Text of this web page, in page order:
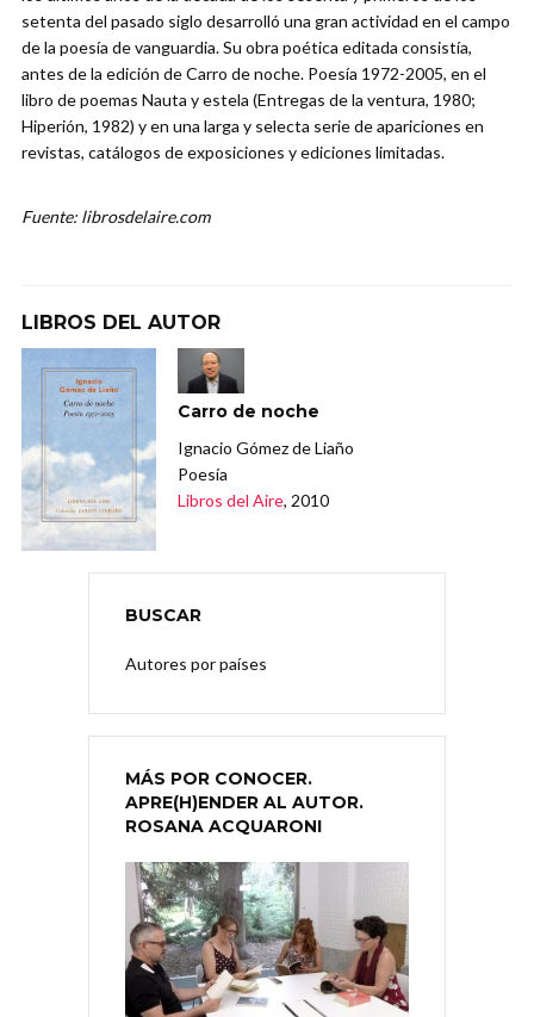
setenta del pasado siglo desarrolló una gran actividad en el campo
de la poesía de vanguardia. Su obra poética editada consistía,
antes de la edición de Carro de noche. Poesía 1972-2005, en el
libro de poemas Nauta y estela (Entregas de la ventura, 1980;
Hiperión, 1982) y en una larga y selecta serie de apariciones en
revistas, catálogos de exposiciones y ediciones limitadas.
Fuente: librosdelaire.com
LIBROS DEL AUTOR
Carro de noche
Ignacio Gómez de Liaño
Poesía
Libros del Aire, 2010
BUSCAR
Autores por países
MÁS POR CONOCER.
APRE(H)ENDER AL AUTOR.
ROSANA ACQUARONI